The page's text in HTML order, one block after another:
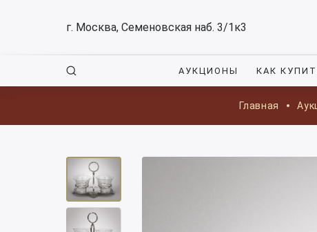
г. Москва, Семеновская наб. 3/1к3
АУКЦИОНЫ КАК
Главная